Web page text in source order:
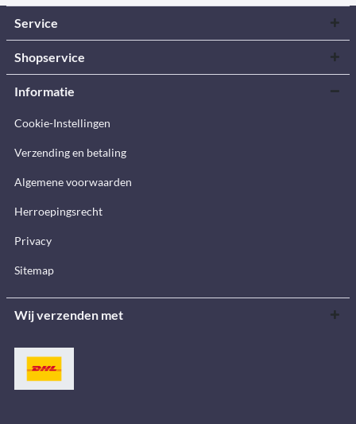
Service
Shopservice
Informatie
Cookie-Instellingen
Verzending en betaling
Algemene voorwaarden
Herroepingsrecht
Privacy
Sitemap
Wij verzenden met